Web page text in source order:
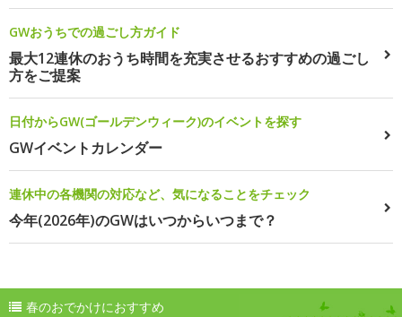
GWおうちでの過ごし方ガイド
最大12連休のおうち時間を充実させるおすすめの過ごし
方をご提案
日付からGW(ゴールデンウィーク)のイベントを探す
GWイベントカレンダー
連休中の各機関の対応など、気になることをチェック
今年(2026年)のGWはいつからいつまで？
春のおでかけにおすすめ